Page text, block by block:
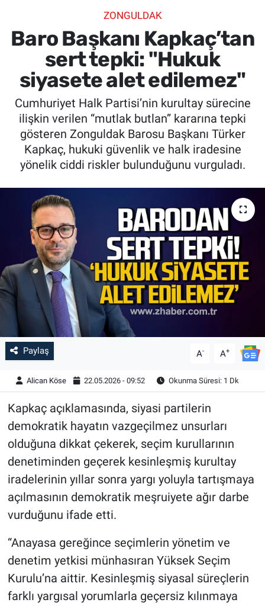
ZONGULDAK
Baro Başkanı Kapkaç’tan
sert tepki: "Hukuk
siyasete alet edilemez"
Cumhuriyet Halk Partisi’nin kurultay sürecine
ilişkin verilen “mutlak butlan” kararına tepki
gösteren Zonguldak Barosu Başkanı Türker
Kapkaç, hukuki güvenlik ve halk iradesine
yönelik ciddi riskler bulunduğunu vurguladı.
Paylaş A- A+
Alican Köse 22.05.2026 - 09:52 Okunma Süresi: 1 Dk
Kapkaç açıklamasında, siyasi partilerin
demokratik hayatın vazgeçilmez unsurları
olduğuna dikkat çekerek, seçim kurullarının
denetiminden geçerek kesinleşmiş kurultay
iradelerinin yıllar sonra yargı yoluyla tartışmaya
açılmasının demokratik meşruiyete ağır darbe
vurduğunu ifade etti.
“Anayasa gereğince seçimlerin yönetim ve
denetim yetkisi münhasıran Yüksek Seçim
Kurulu’na aittir. Kesinleşmiş siyasal süreçlerin
farklı yargısal yorumlarla geçersiz kılınmaya
SAĞLIK